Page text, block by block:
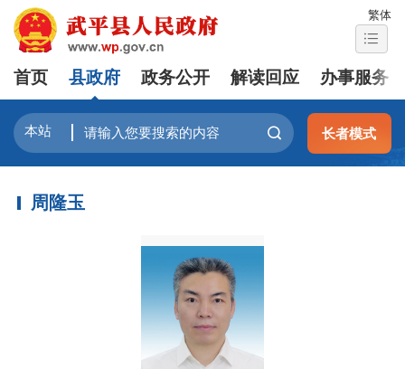
繁体
首页 县政府 政务公开 解读回应 办事服务
长者模式
周隆玉